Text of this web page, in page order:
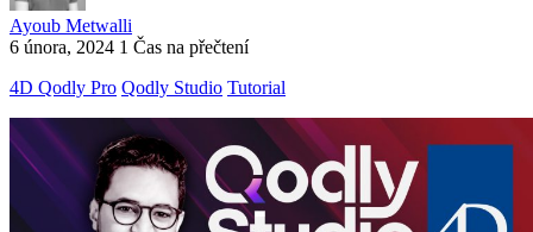
Ayoub Metwalli
6 února, 2024 1 Čas na přečtení
4D Qodly Pro Qodly Studio Tutorial